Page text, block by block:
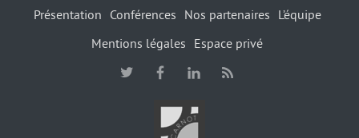
Présentation Conférences Nos partenaires
L’équipe
Mentions légales
Espace privé